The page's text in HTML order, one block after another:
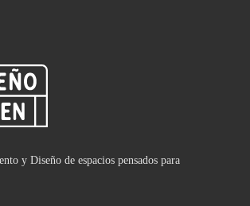
y Diseño de espacios pensados para